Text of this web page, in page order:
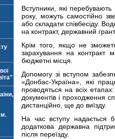
м.
Вступники, які
року, можуть самостійно
або складати співбесіду.
на контракт, державний
Крім того, якщо не
зарахування на контракт
бюджетні місця.
Допомогу зі вступом
«Донбас-Україна», які
проводяться на всіх
документів і проходження
дистанційно, ще до виїзду.
На час вступу надається
додаткова державна
після переїзду.